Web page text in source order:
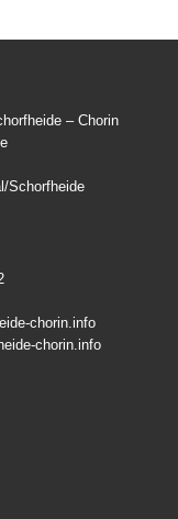
– Chorin
Schorfheide
chorin.info
chorin.info